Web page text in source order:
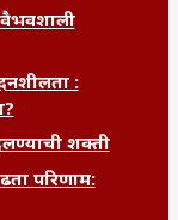
वैभवशाली
:
शक्ती
परिणाम: